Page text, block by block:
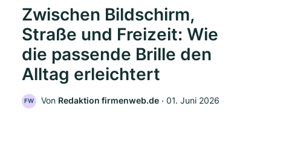
Zwischen Bildschirm,
Straße und Freizeit: Wie
die passende Brille den
Alltag erleichtert
FW Von Redaktion firmenweb.de ‧ 01. Juni 2026